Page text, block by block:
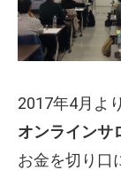
2017年4月よ
オンラインサ
お金を切り口